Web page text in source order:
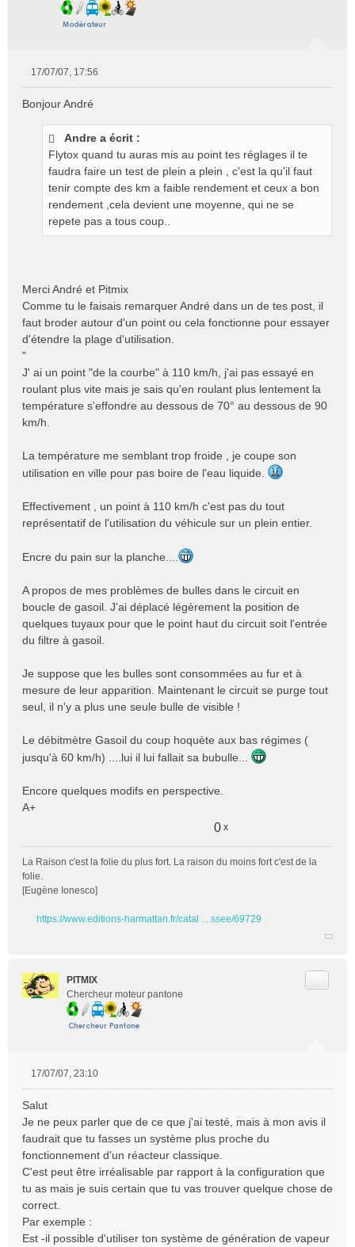
s
17/07/07, 17:56
Bonjour André
Andre a écrit :
Flytox quand tu auras mis au point tes réglages il te
faudra faire un test de plein a plein , c'est la qu'il faut
tenir compte des km a faible rendement et ceux a bon
rendement ,cela devient une moyenne, qui ne se
repete pas a tous coup..
Merci André et Pitmix
Comme tu le faisais remarquer André dans un de tes post, il
faut broder autour d'un point ou cela fonctionne pour essayer
d'étendre la plage d'utilisation.
"
J' ai un point "de la courbe" à 110 km/h, j'ai pas essayé en
roulant plus vite mais je sais qu'en roulant plus lentement la
température s'effondre au dessous de 70° au dessous de 90
km/h.
La température me semblant trop froide , je coupe son
utilisation en ville pour pas boire de l'eau liquide.
Effectivement , un point à 110 km/h c'est pas du tout
représentatif de l'utilisation du véhicule sur un plein entier.
Encre du pain sur la planche....
A propos de mes problèmes de bulles dans le circuit en
boucle de gasoil. J'ai déplacé légèrement la position de
quelques tuyaux pour que le point haut du circuit soit l'entrée
du filtre à gasoil.
Je suppose que les bulles sont consommées au fur et à
mesure de leur apparition. Maintenant le circuit se purge tout
seul, il n'y a plus une seule bulle de visible !
Le débitmètre Gasoil du coup hoquète aux bas régimes (
jusqu'à 60 km/h) ....lui il lui fallait sa bubulle...
Encore quelques modifs en perspective.
A+
0 x
La Raison c'est la folie du plus fort. La raison du moins fort c'est de la
folie.
[Eugène Ionesco]
https://www.editions-harmattan.fr/catal ... ssee/69729
PITMIX
Chercheur moteur pantone
s
s
a
g
e
n
l
u
17/07/07, 23:10
Salut
Je ne peux parler que de ce que j'ai testé, mais à mon avis il
faudrait que tu fasses un système plus proche du
fonctionnement d'un réacteur classique.
C'est peut être irréalisable par rapport à la configuration que
tu as mais je suis certain que tu vas trouver quelque chose de
correct.
Par exemple :
Est -il possible d'utiliser ton système de génération de vapeur